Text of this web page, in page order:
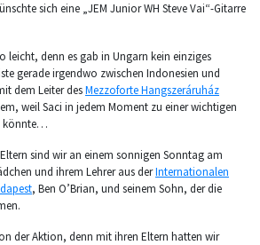
sich eine „JEM Junior WH Steve Vai“-Gitarre
leicht, denn es gab in Ungarn kein einziges
gerade irgendwo zwischen Indonesien und
dem Leiter desMezzoforte Hangszeráruház
weil Saci in jedem Moment zu einer wichtigen
könnte…
sind wir an einem sonnigen Sonntag am
und ihrem Lehrer aus derInternationalen
, Ben O’Brian, und seinem Sohn, der die
der Aktion, denn mit ihren Eltern hatten wir